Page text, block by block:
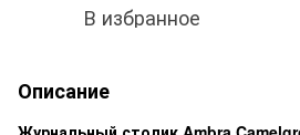
В избранное
Описание